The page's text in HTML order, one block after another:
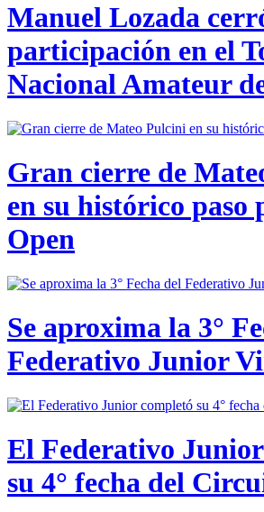
Manuel Lozada
participación en el
Nacional Amateur
Gran cierre de
en su histórico paso
Open
Se aproxima la 3°
Federativo Junior
El Federativo
su 4° fecha del